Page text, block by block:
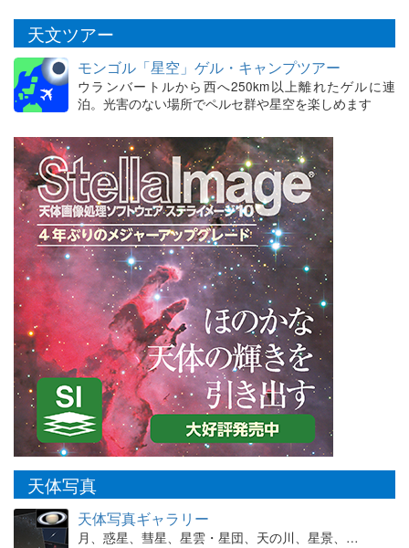
天文ツアー
モンゴル「星空」ゲル・キャンプツアー
ウランバートルから西へ250km以上離れたゲルに連
泊。光害のない場所でペルセ群や星空を楽しめます
天体写真
天体写真ギャラリー
月、惑星、彗星、星雲・星団、天の川、星景、…